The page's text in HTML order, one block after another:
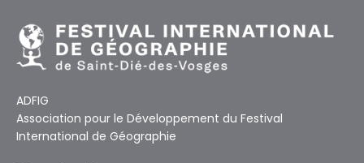
ADFIG
Association pour le Développement du Festival
International de Géographie